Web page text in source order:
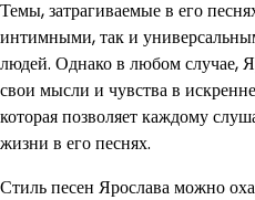
Темы, затрагиваемые в его
интимными, так и
людей. Однако в любом случае,
свои мысли и чувства в
которая позволяет каждому
жизни в его песнях.
Стиль песен Ярослава можно